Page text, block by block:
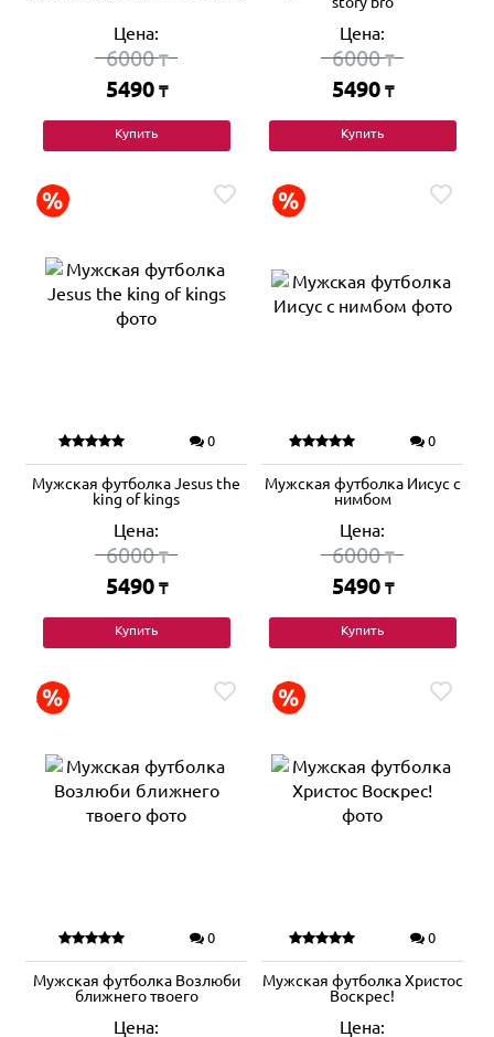
Цена:
6000₸
5490 ₸
Купить
Цена:
6000₸
5490 ₸
Купить
0
Мужская футболка Jesus the
king of kings
Цена:
6000₸
5490 ₸
Купить
0
Мужская футболка Иисус с
нимбом
Цена:
6000₸
5490 ₸
Купить
0
Мужская футболка Возлюби
ближнего твоего
Цена:
0
Мужская футболка Христос
Воскрес!
Цена: